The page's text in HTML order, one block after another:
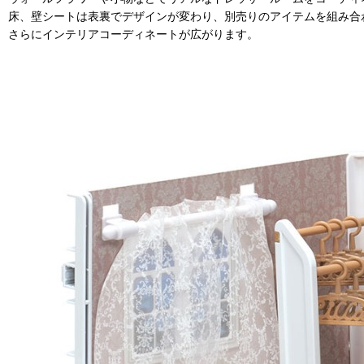
床、壁シートは表裏でデザインが変わり、別売りのアイテムを組み
さらにインテリアコーディネートが広がります。